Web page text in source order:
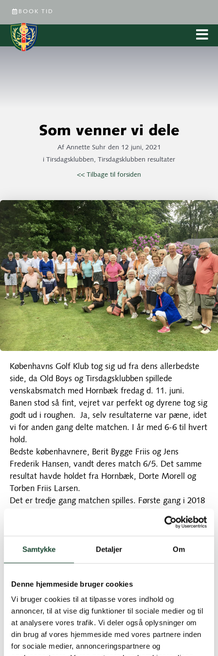
Samtykke Detaljer Om
Denne hjemmeside bruger cookies
Vi bruger cookies til at tilpasse vores indhold og
annoncer, til at vise dig funktioner til sociale medier og til
at analysere vores trafik. Vi deler også oplysninger om
din brug af vores hjemmeside med vores partnere inden
for sociale medier, annonceringspartnere og
BOOK TID
Som venner vi dele
AfAnnette Suhr den 12 juni, 2021
i Tirsdagsklubben, Tirsdagsklubben resultater
<< Tilbage til forsiden
Københavns Golf Klub tog sig ud fra dens allerbedste
side, da Old Boys og Tirsdagsklubben spillede
venskabsmatch med Hornbæk fredag d. 11. juni.
Banen stod så fint, vejret var perfekt og dyrene tog sig
godt ud i roughen. Ja, selv resultaterne var pæne, idet
vi for anden gang delte matchen. I år med 6-6 til hvert
hold.
Bedste københavnere, Berit Bygge Friis og Jens
Frederik Hansen, vandt deres match 6/5. Det samme
resultat havde holdet fra Hornbæk, Dorte Morell og
Torben Friis Larsen.
Det er tredje gang matchen spilles. Første gang i 2018
Tirsdagsmatch 8. juni: Flere fik igen nyt
Det vil blandt andet sige tilmelding via gofbox og
slagspil i A+B-rækken. 73 var tilmeldt. 14 i A-rækken,
17 i B-rækken, 26 i C-rækken og 19 i 9-rækken. Vejret
var fint og banen smuk.
Dagens vindere blev:
A-rækken:Nr. 1 Lise Gulmann 72 slag. Nr. 2 Eva